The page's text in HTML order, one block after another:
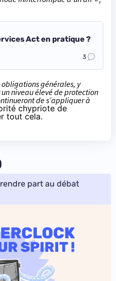
Act en pratique ?
3
obligations générales, y
niveau élevé de protection
de s’appliquer à
chypriote de
tout cela.
part au débat